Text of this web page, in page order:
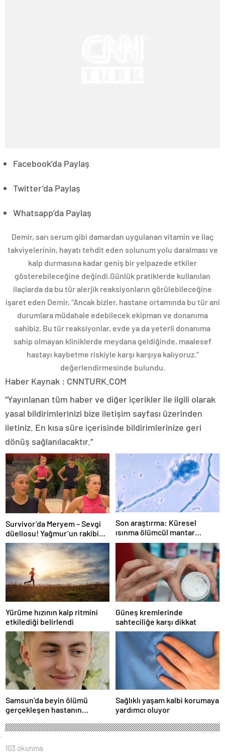
Facebook’da Paylaş
Twitter’da Paylaş
Whatsapp’da Paylaş
Demir, sarı serum gibi damardan uygulanan vitamin ve ilaç
takviyelerinin, hayatı tehdit eden solunum yolu daralması ve
kalp durmasına kadar geniş bir yelpazede etkiler
gösterebileceğine değindi.Günlük pratiklerde kullanılan
ilaçlarda da bu tür alerjik reaksiyonların görülebileceğine
işaret eden Demir, “Ancak bizler, hastane ortamında bu tür ani
durumlara müdahale edebilecek ekipman ve donanıma
sahibiz. Bu tür reaksiyonlar, evde ya da yeterli donanıma
sahip olmayan kliniklerde meydana geldiğinde, maalesef
hastayı kaybetme riskiyle karşı karşıya kalıyoruz.”
değerlendirmesinde bulundu.
Haber Kaynak : CNNTURK.COM
“Yayınlanan tüm haber ve diğer içerikler ile ilgili olarak
yasal bildirimlerinizi bize iletişim sayfası üzerinden
iletiniz. En kısa süre içerisinde bildirimlerinize geri
dönüş sağlanılacaktır.”
Survivor’da Meryem – Sevgi
düellosu! Yağmur’un rakibi
belli oldu
Son araştırma: Küresel
ısınma ölümcül mantar
hastalığını yayabilir
Yürüme hızının kalp ritmini
etkilediği belirlendi
Güneş kremlerinde
sahteciliğe karşı dikkat
Samsun’da beyin ölümü
gerçekleşen hastanın
Sağlıklı yaşam kalbi korumaya
yardımcı oluyor
103 okunma